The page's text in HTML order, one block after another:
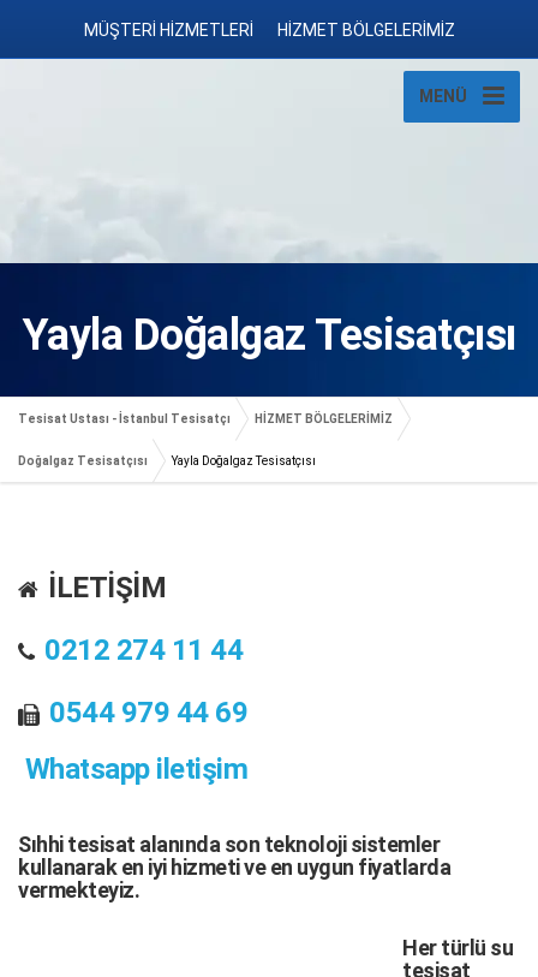
MÜŞTERİ HİZMETLERİ HİZMET BÖLGELERİMİZ
MENÜ
Yayla Doğalgaz Tesisatçısı
Tesisat Ustası - İstanbul Tesisatçı HİZMET BÖLGELERİMİZ
Doğalgaz Tesisatçısı Yayla Doğalgaz Tesisatçısı
İLETİŞİM
0212 274 11 44
0544 979 44 69
Whatsapp iletişim
Sıhhi tesisat alanında son teknoloji sistemler
kullanarak en iyi hizmeti ve en uygun fiyatlarda
vermekteyiz.
Her türlü su
tesisat